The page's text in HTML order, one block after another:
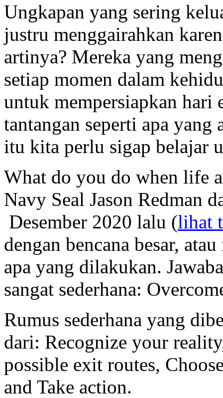
Ungkapan yang sering
justru menggairahkan
artinya? Mereka yang
setiap momen dalam
untuk mempersiapkan hari
tantangan seperti apa
itu kita perlu sigap belajar
What do you do when life
Navy Seal Jason Redman
Desember 2020 lalu (lihat
dengan bencana besar,
apa yang dilakukan.
sangat sederhana:
Rumus sederhana yang
dari: Recognize your
possible exit routes,
and Take action.